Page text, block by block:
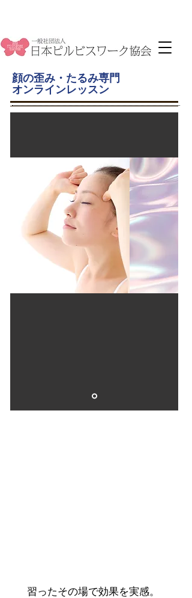
顔の歪み・たるみ専門
オンラインレッスン
習ったその場で効果を実感。